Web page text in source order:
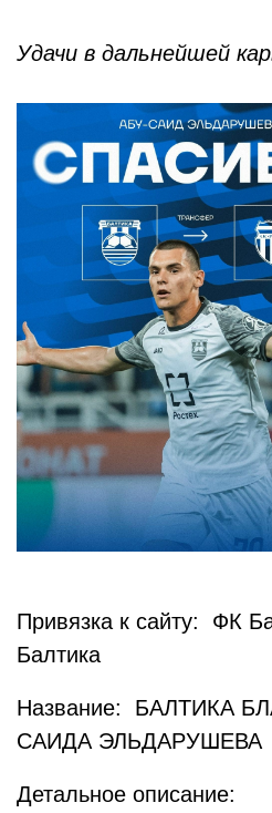
Удачи в дальнейшей
Привязка к сайту: ФК
Балтика
Название: БАЛТИКА
САИДА ЭЛЬДАРУШЕВА
Детальное описание: